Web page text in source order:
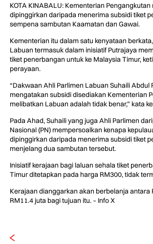
KOTA KINABALU: Kementerian
dipinggirkan daripada menerima subsidi tiket
sempena sambutan Kaamatan dan Gawai.
Kementerian itu dalam satu kenyataan
Labuan termasuk dalam inisiatif Putrajaya
tiket penerbangan untuk ke Malaysia Timur,
perayaan.
“Dakwaan Ahli Parlimen Labuan Suhaili Abdul
mengatakan subsidi disediakan Kementerian
melibatkan Labuan adalah tidak benar,” kata
Pada Ahad, Suhaili yang juga Ahli Parlimen
Nasional (PN) mempersoalkan kenapa
dipinggirkan daripada menerima subsidi tiket
menjelang dua sambutan tersebut.
Inisiatif kerajaan bagi laluan sehala tiket
Timur ditetapkan pada harga RM300, tidak
Kerajaan dianggarkan akan berbelanja antara
RM11.4 juta bagi tujuan itu. – Info X